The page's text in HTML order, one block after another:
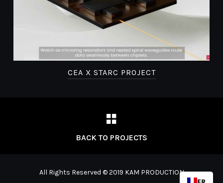
CEA X STARC PROJECT
BACK TO PROJECTS
All Rights Reserved © 2019 KAM PRODUCTION